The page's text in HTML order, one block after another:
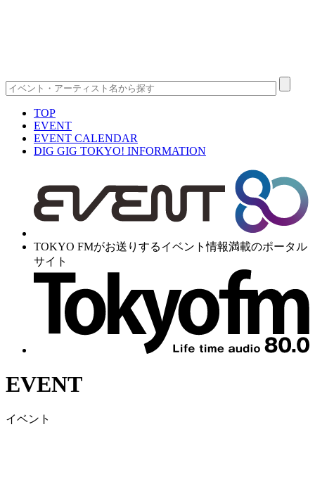
TOP
EVENT
EVENT CALENDAR
DIG GIG TOKYO! INFORMATION
TOKYO FMがお送りするイベント情報満載のポータル
サイト
EVENT
イベント